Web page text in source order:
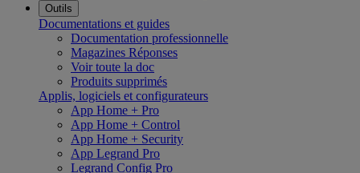
Outils
Documentations et guides
Documentation professionnelle
Magazines Réponses
Voir toute la doc
Produits supprimés
Applis, logiciels et configurateurs
App Home + Pro
App Home + Control
App Home + Security
App Legrand Pro
Legrand Config Pro